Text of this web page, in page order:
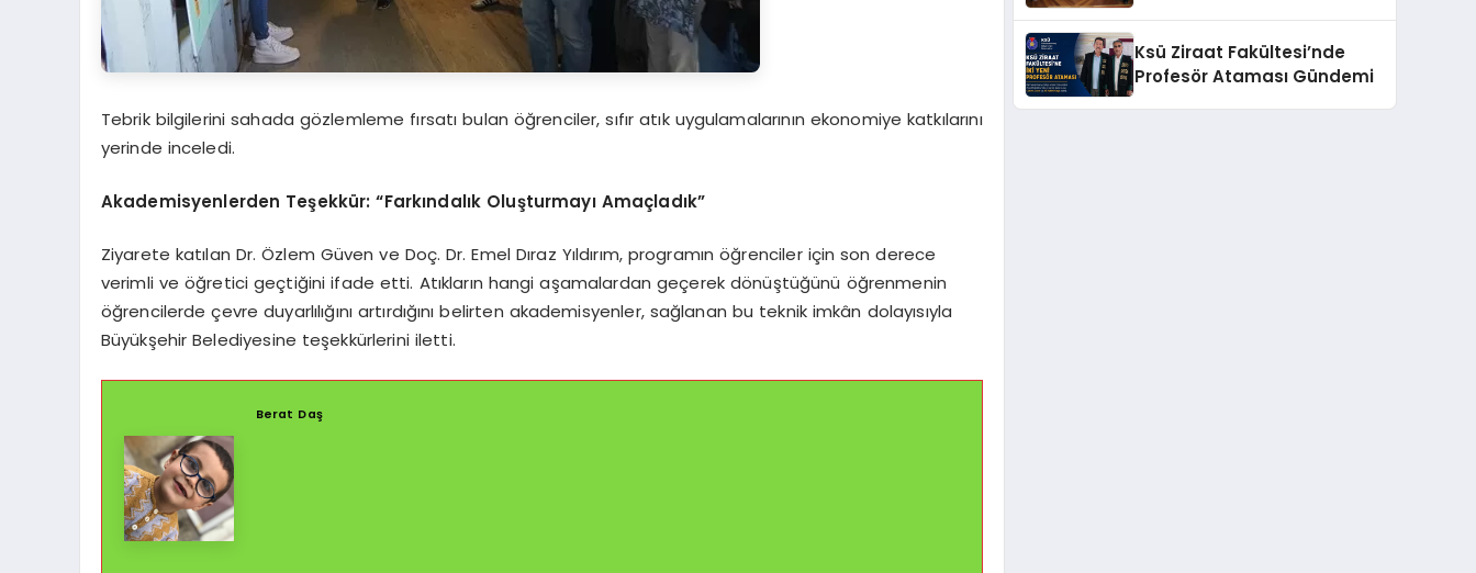
Tebrik bilgilerini sahada gözlemleme fırsatı bulan öğrenciler, sıfır atık uygulamalarının ekonomiye katkılarını
yerinde inceledi.
Akademisyenlerden Teşekkür: “Farkındalık Oluşturmayı Amaçladık”
Ziyarete katılan Dr. Özlem Güven ve Doç. Dr. Emel Dıraz Yıldırım, programın öğrenciler için son derece
verimli ve öğretici geçtiğini ifade etti. Atıkların hangi aşamalardan geçerek dönüştüğünü öğrenmenin
öğrencilerde çevre duyarlılığını artırdığını belirten akademisyenler, sağlanan bu teknik imkân dolayısıyla
Büyükşehir Belediyesine teşekkürlerini iletti.
Berat Daş
Ksü Ziraat Fakültesi’nde
Profesör Ataması Gündemi